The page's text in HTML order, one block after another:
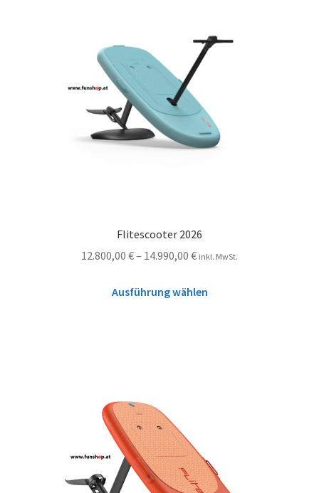
Flitescooter 2026
12.800,00 €– 14.990,00 € inkl. MwSt.
Ausführung wählen